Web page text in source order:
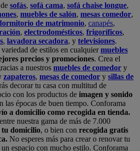
sofás, sofá cama, sofá chaise longue,
, muebles de salón, mesas comedor,
de matrimonio, canapés,
, electrodomésticos, frigoríficos,
, lavadora secadora, y televisiones.
de estilos en cualquiermuebles
precios y promociones. Crea el
a nuestros muebles de comedor y
zapateros, mesas de comedor y sillas de
decorar tu casa con multitud de
con los productos de imagen y sonido
las épocas de buen tiempo. Conforama
a domicilio como recogida en tienda.
entre nuestra gama de más de 7.000
domicilio, o bien con recogida gratis
No esperes más para crear o renovar tu
espacio con mucho estilo. Conforama